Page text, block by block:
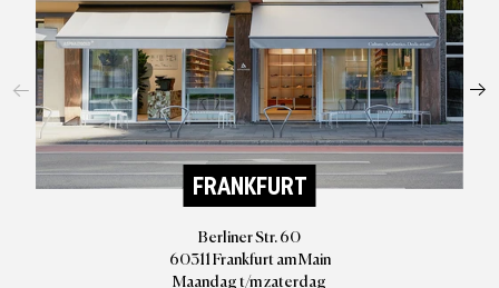
FRANKFURT
Berliner Str. 60
60311 Frankfurt am Main
Maandag t/m zaterdag